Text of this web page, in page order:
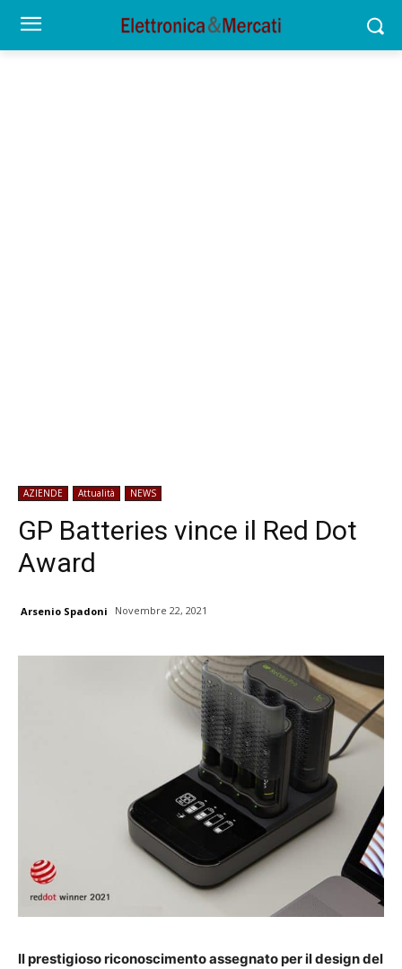
AZIENDE Attualità NEWS
GP Batteries vince il Red Dot
Award
Arsenio Spadoni Novembre 22, 2021
Il prestigioso riconoscimento assegnato per il design del